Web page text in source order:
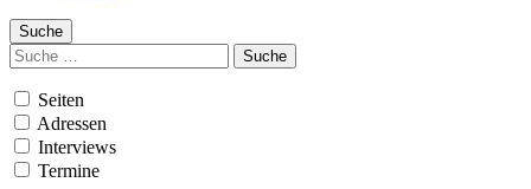
Suche
Suchen
nach:
Seiten
Adressen
Interviews
Termine